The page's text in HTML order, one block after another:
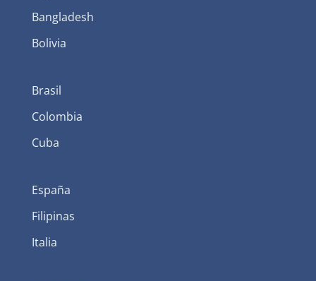
Bangladesh
Bolivia
Brasil
Colombia
Cuba
España
Filipinas
Italia